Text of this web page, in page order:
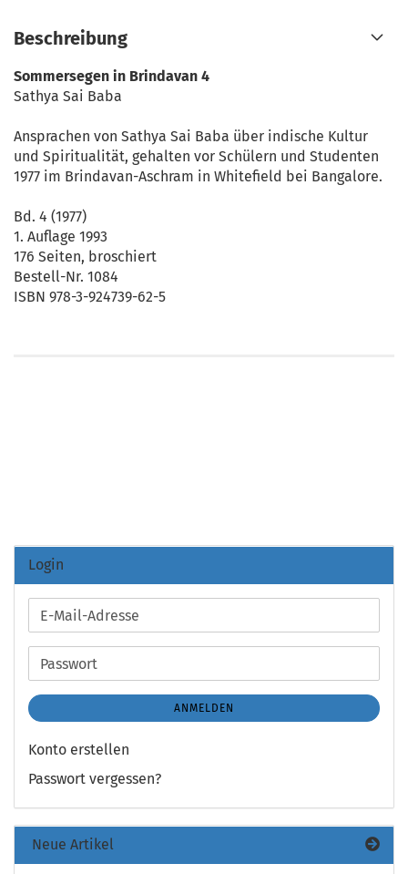
Beschreibung
Sommersegen in Brindavan 4
Sathya Sai Baba
Ansprachen von Sathya Sai Baba über indische Kultur
und Spiritualität, gehalten vor Schülern und Studenten
1977 im Brindavan-Aschram in Whitefield bei Bangalore.
Bd. 4 (1977)
1. Auflage 1993
176 Seiten, broschiert
Bestell-Nr. 1084
ISBN 978-3-924739-62-5
Login
E-
Mail-
Adresse
Passwort
ANMELDEN
Konto erstellen
Passwort vergessen?
Neue Artikel